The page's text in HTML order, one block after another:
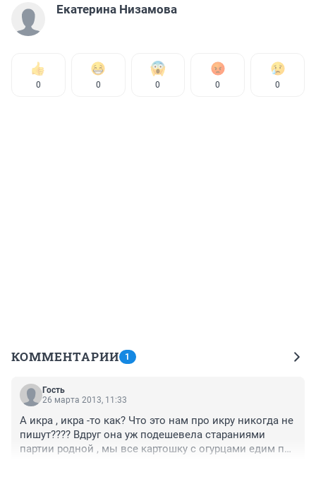
Екатерина Низамова
0 0 0 0 0
КОММЕНТАРИИ 1
Гость
26 марта 2013, 11:33
А икра , икра -то как? Что это нам про икру никогда не
пишут???? Вдруг она уж подешевела стараниями
партии родной , мы все картошку с огурцами едим по